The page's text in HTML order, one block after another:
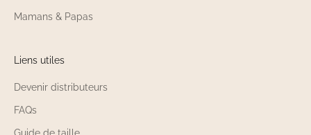
Mamans & Papas
Liens utiles
Devenir distributeurs
FAQs